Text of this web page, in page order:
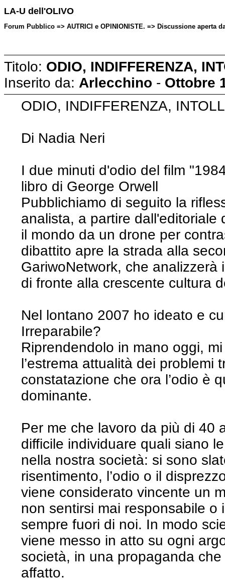
LA-U dell'OLIVO
Forum Pubblico => AUTRICI e OPINIONISTE. => Discussione aperta
Titolo: ODIO, INDIFFERENZA,
Inserito da: Arlecchino - Ottobre
ODIO, INDIFFERENZA,
Di Nadia Neri
I due minuti d'odio del film
libro di George Orwell
Pubblichiamo di seguito la
analista, a partire dall'editoriale
il mondo da un drone per
dibattito apre la strada alla
GariwoNetwork, che
di fronte alla crescente cultura
Nel lontano 2007 ho ideato e
Irreparabile?
Riprendendolo in mano oggi,
l’estrema attualità dei problemi
constatazione che ora l’odio è
dominante.
Per me che lavoro da più di 40
difficile individuare quali siano
nella nostra società: si sono
risentimento, l’odio o il
viene considerato vincente un
non sentirsi mai responsabile o
sempre fuori di noi. In modo
viene messo in atto su ogni
società, in una propaganda
affatto.